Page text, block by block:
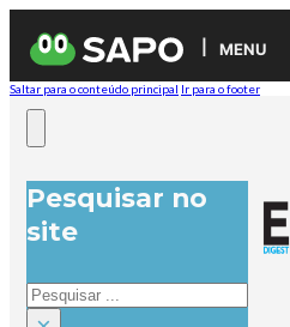
MENU
Saltar para o conteúdo principal Ir para o footer
Pesquisar no
site
Pesquisar